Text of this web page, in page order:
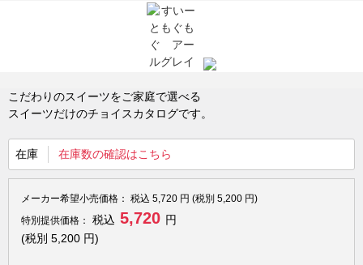
こだわりのスイーツをご家庭で選べる
スイーツだけのチョイスカタログです。
在庫 在庫数の確認はこちら
メーカー希望小売価格： 税込 5,720 円 (税別 5,200 円)
特別提供価格：
税込 5,720 円
(税別 5,200 円)